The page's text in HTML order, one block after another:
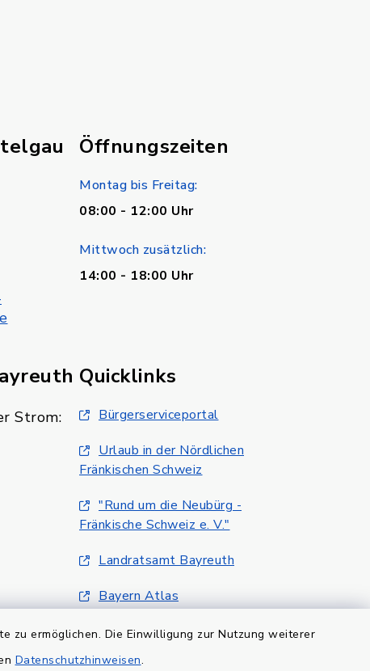
zu ermöglichen. Die Einwilligung zur Nutzung weiterer
Datenschutzhinweisen.
Öffnungszeiten
Montag bis Freitag:
08:00 - 12:00 Uhr
Mittwoch zusätzlich:
14:00 - 18:00 Uhr
Strom:
Quicklinks
Bürgerserviceportal
Urlaub in der Nördlichen
Fränkischen Schweiz
"Rund um die Neubürg -
Fränkische Schweiz e. V."
Landratsamt Bayreuth
Bayern Atlas
Klimaschutzmanagment